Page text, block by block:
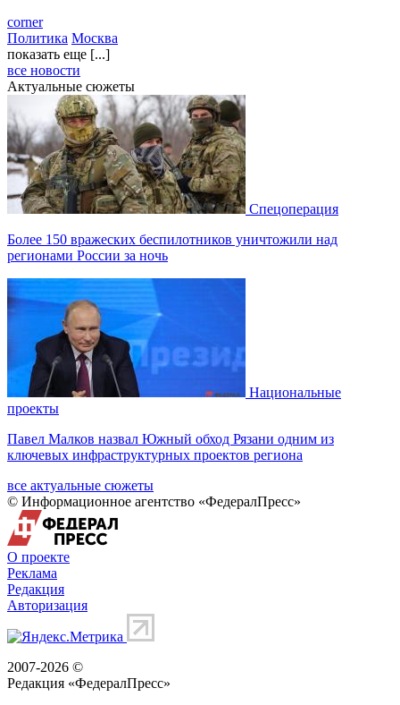
corner
Политика Москва
показать еще [...]
все новости
Актуальные сюжеты
Спецоперация
Более 150 вражеских беспилотников уничтожили над
регионами России за ночь
Национальные
проекты
Павел Малков назвал Южный обход Рязани одним из
ключевых инфраструктурных проектов региона
все актуальные сюжеты
© Информационное агентство «ФедералПресс»
О проекте
Реклама
Редакция
Авторизация
2007-2026 ©
Редакция «ФедералПресс»